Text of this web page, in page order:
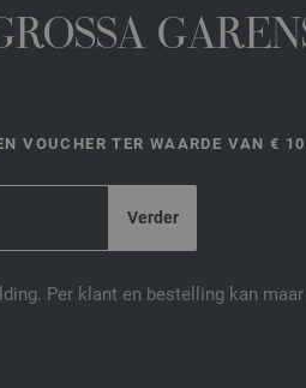
VOUCHER TER WAARDE VAN €
Per klant en bestelling kan